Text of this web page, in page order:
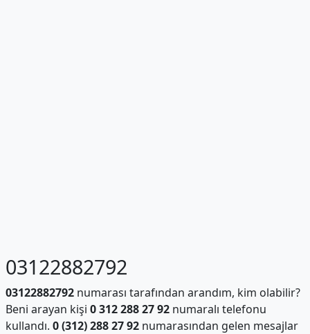
03122882792
03122882792numarası tarafından arandım, kim olabilir?
Beni arayan kişi 0 312 288 27 92numaralı telefonu
kullandı. 0 (312) 288 27 92numarasından gelen mesajlar